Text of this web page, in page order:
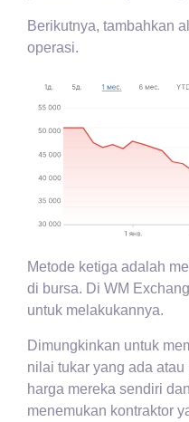
Berikutnya, tambahkan
operasi.
Metode ketiga adalah
di bursa. Di WM
untuk melakukannya.
Dimungkinkan untuk
nilai tukar yang ada
harga mereka sendiri
menemukan kontraktor